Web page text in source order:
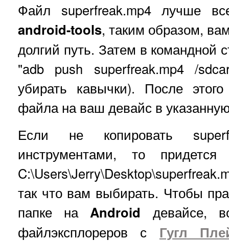
Файл superfreak.mp4 лучше
android-tools, таким образом,
долгий путь. Затем в командной
"adb push superfreak.mp4 /
убирать кавычки). После
файла на ваш девайс в
Если не копировать
инструментами, то
так что вам выбирать. Чтобы
папке на Android девайсе,
файлэксплореров с Гугл